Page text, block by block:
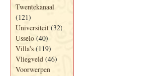
Twentekanaal
(121)
Universiteit (32)
Usselo (40)
Villa's (119)
Vliegveld (46)
Voorwerpen